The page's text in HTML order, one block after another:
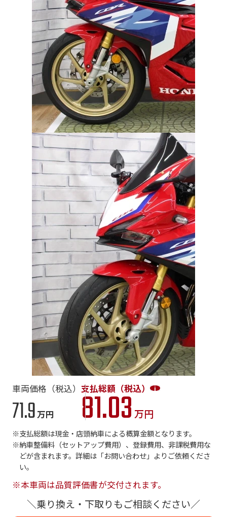
車両価格（税込）
71.9万円
支払総額（税込）
81.03 万円
支払総額は現金・店頭納車による概算金額となります。
納車整備料（セットアップ費用）、登録費用、非課税費用な
どが含まれます。詳細は「お問い合わせ」よりご依頼くださ
い。
※本車両は品質評価書が交付されます。
＼乗り換え・下取りもご相談ください／